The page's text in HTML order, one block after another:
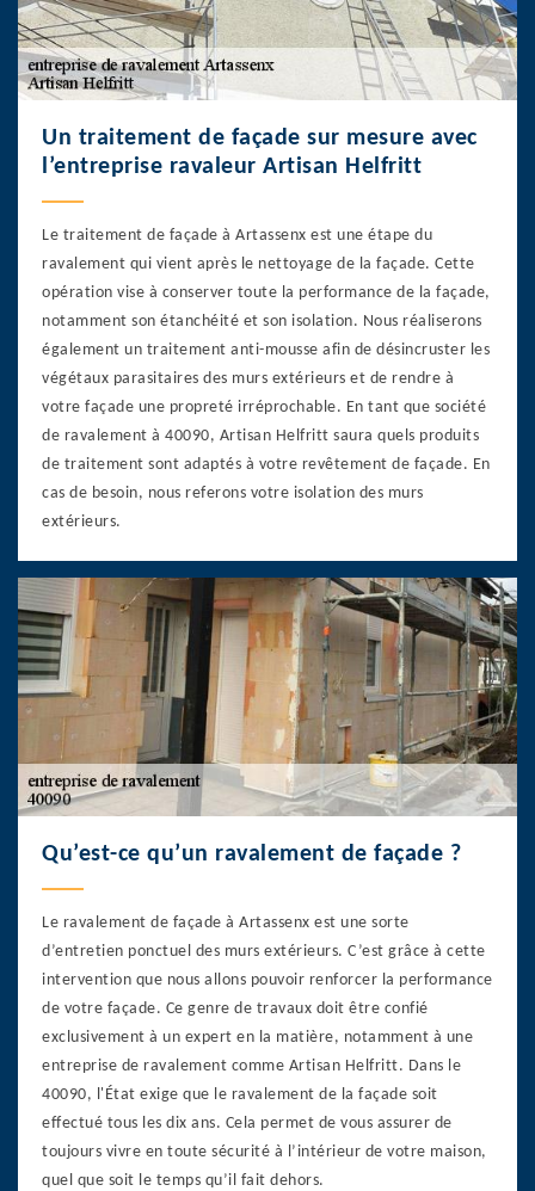
Un traitement de façade sur mesure avec
l’entreprise ravaleur Artisan Helfritt
Le traitement de façade à Artassenx est une étape du
ravalement qui vient après le nettoyage de la façade. Cette
opération vise à conserver toute la performance de la façade,
notamment son étanchéité et son isolation. Nous réaliserons
également un traitement anti-mousse afin de désincruster les
végétaux parasitaires des murs extérieurs et de rendre à
votre façade une propreté irréprochable. En tant que société
de ravalement à 40090, Artisan Helfritt saura quels produits
de traitement sont adaptés à votre revêtement de façade. En
cas de besoin, nous referons votre isolation des murs
extérieurs.
Qu’est-ce qu’un ravalement de façade ?
Le ravalement de façade à Artassenx est une sorte
d’entretien ponctuel des murs extérieurs. C’est grâce à cette
intervention que nous allons pouvoir renforcer la performance
de votre façade. Ce genre de travaux doit être confié
exclusivement à un expert en la matière, notamment à une
entreprise de ravalement comme Artisan Helfritt. Dans le
40090, l'État exige que le ravalement de la façade soit
effectué tous les dix ans. Cela permet de vous assurer de
toujours vivre en toute sécurité à l’intérieur de votre maison,
quel que soit le temps qu’il fait dehors.